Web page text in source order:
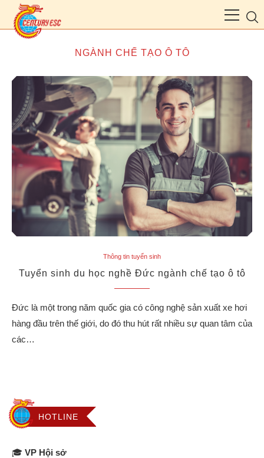
NGÀNH CHẾ TẠO Ô TÔ
Thông tin tuyển sinh
Tuyển sinh du học nghề Đức ngành chế tạo ô tô
Đức là một trong năm quốc gia có công nghệ sản xuất xe hơi
hàng đầu trên thế giới, do đó thu hút rất nhiều sự quan tâm của
các…
HOTLINE
🎓 VP Hội sở